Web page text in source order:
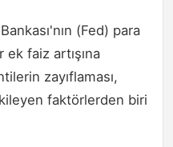
(Fed) para
faiz artışına
zayıflaması,
faktörlerden biri